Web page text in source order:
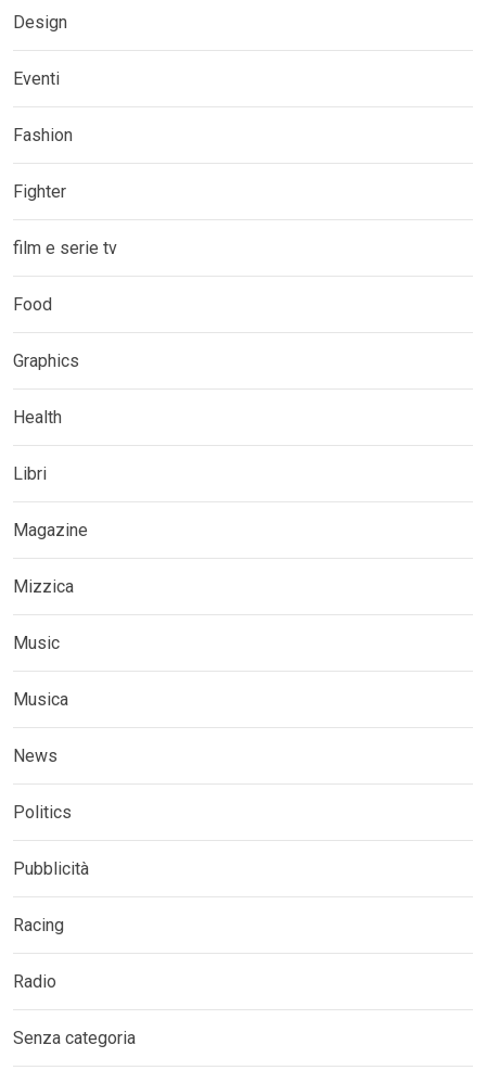
Design
Eventi
Fashion
Fighter
film e serie tv
Food
Graphics
Health
Libri
Magazine
Mizzica
Music
Musica
News
Politics
Pubblicità
Racing
Radio
Senza categoria